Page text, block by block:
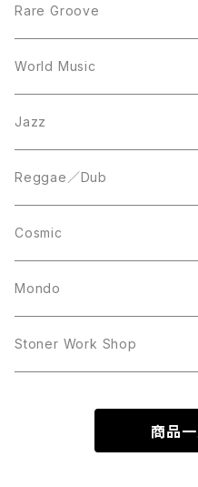
12inch
7inch
12inch
LP
Acetate Press
10inch
Rare Groove
12inch
LP
World Music
12inch
LP
Jazz
LP
12inch
Reggae／Dub
LP
12inch
Cosmic
12inch
LP
Mondo
LP
Stoner Work Shop
商品